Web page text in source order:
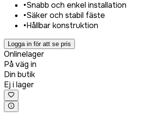
•Snabb och enkel installation
•Säker och stabil fäste
•Hållbar konstruktion
Logga in för att se pris
Onlinelager
På väg in
Din butik
Ej i lager